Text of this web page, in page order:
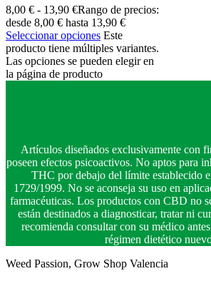
8,00 € - 13,90 €Rango de precios:
desde 8,00 € hasta 13,90 €
Seleccionar opciones Este
producto tiene múltiples variantes.
Las opciones se pueden elegir en
la página de producto
Artículos diseñados exclusivamente con
poseen efectos psicoactivos. No aptos para
THC por debajo del límite establecido
1729/1999. No se aconseja su uso en
farmacéuticas. Los productos con CBD no
están destinados a diagnosticar, tratar ni
recomienda consultar con su médico
régimen dietético
Weed Passion, Grow Shop Valencia